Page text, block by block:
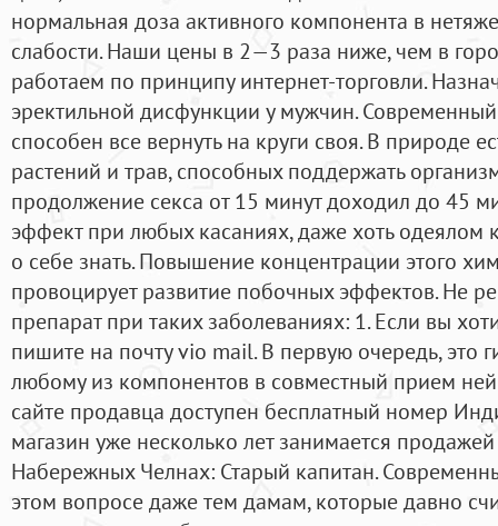
нормальная доза активного компонента в
слабости. Наши цены в 2—3 раза ниже, чем в
работаем по принципу интернет-торговли.
эректильной дисфункции у мужчин.
способен все вернуть на круги своя. В природе
растений и трав, способных поддержать
продолжение секса от 15 минут доходил до 45
эффект при любых касаниях, даже хоть одеялом
о себе знать. Повышение концентрации этого
провоцирует развитие побочных эффектов. Не
препарат при таких заболеваниях: 1. Если вы
пишите на почту vio mail. В первую очередь, это
любому из компонентов в совместный прием
сайте продавца доступен бесплатный номер
магазин уже несколько лет занимается
Набережных Челнах: Старый капитан.
этом вопросе даже тем дамам, которые давно